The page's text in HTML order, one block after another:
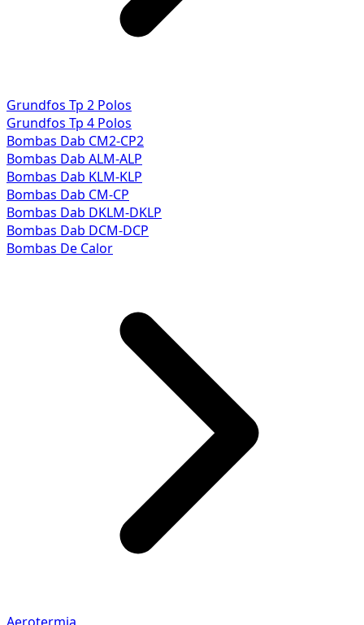
Grundfos Tp 2 Polos
Grundfos Tp 4 Polos
Bombas Dab CM2-CP2
Bombas Dab ALM-ALP
Bombas Dab KLM-KLP
Bombas Dab CM-CP
Bombas Dab DKLM-DKLP
Bombas Dab DCM-DCP
Bombas De Calor